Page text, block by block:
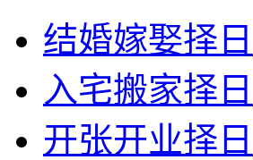
结婚嫁娶择日
入宅搬家择日
开张开业择日